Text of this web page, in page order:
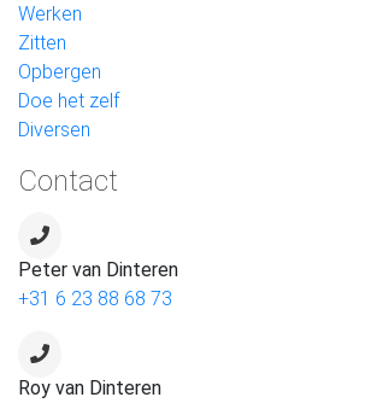
Werken
Zitten
Opbergen
Doe het zelf
Diversen
Contact
Peter van Dinteren
+31 6 23 88 68 73
Roy van Dinteren